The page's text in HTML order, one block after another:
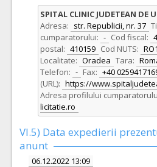
SPITAL CLINIC JUDETEAN DE
Adresa: str. Republicii, nr. 37
cumparatorului: - Cod fiscal:
postal: 410159 Cod NUTS:
Localitate: Oradea Tara:
Telefon: - Fax: +40
(URL): https://
Adresa profilului
licitatie.ro
VI.5) Data expedierii
anunt
06.12.2022 13:09